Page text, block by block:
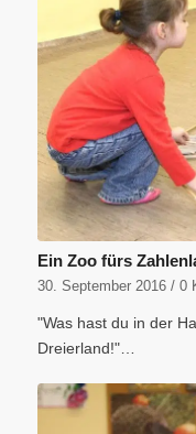
Ein Zoo fürs
30. September 2016 / 0
"Was hast du in der
Dreierland!"…